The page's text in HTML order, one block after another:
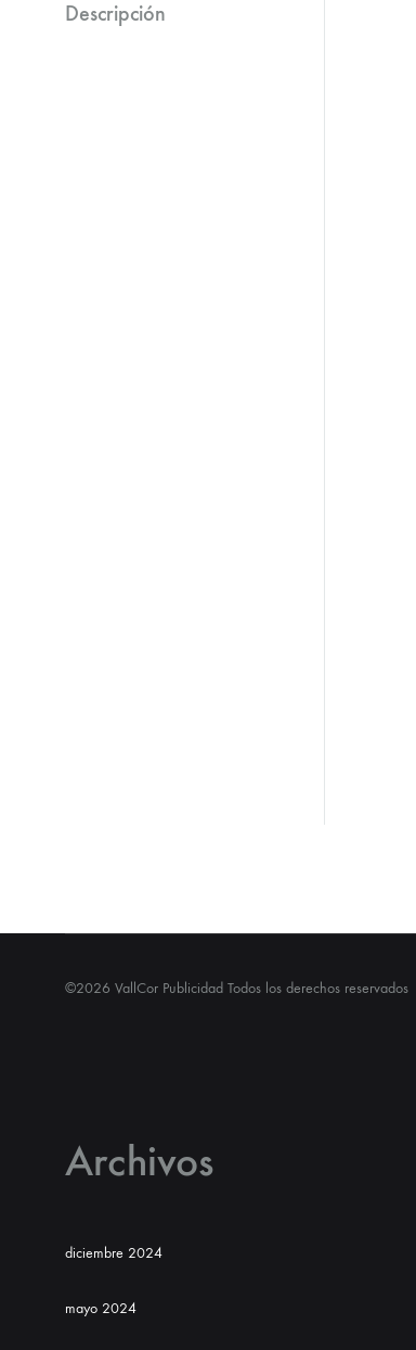
Descripción
©2026 VallCor Publicidad Todos los derechos reservados
Archivos
diciembre 2024
mayo 2024